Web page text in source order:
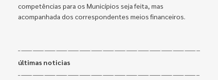
competências para os Municípios seja feita, mas
acompanhada dos correspondentes meios financeiros.
últimas noticias